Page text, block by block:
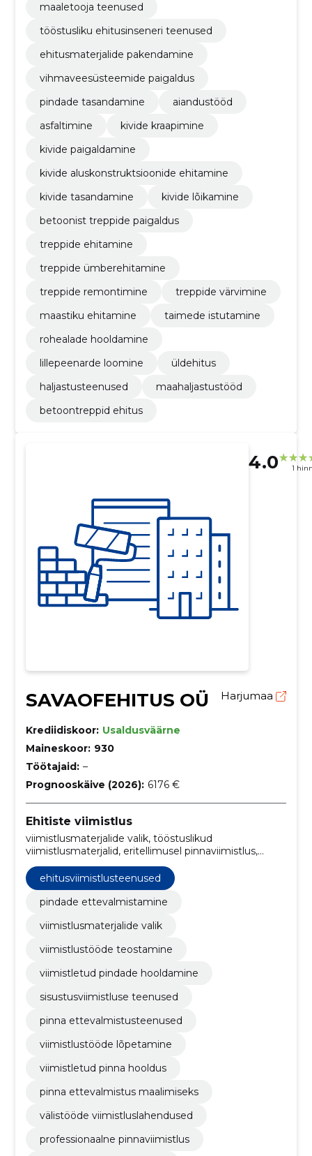
maaletooja teenused
tööstusliku ehitusinseneri teenused
ehitusmaterjalide pakendamine
vihmaveesüsteemide paigaldus
pindade tasandamine
aiandustööd
asfaltimine
kivide kraapimine
kivide paigaldamine
kivide aluskonstruktsioonide ehitamine
kivide tasandamine
kivide lõikamine
betoonist treppide paigaldus
treppide ehitamine
treppide ümberehitamine
treppide remontimine
treppide värvimine
maastiku ehitamine
taimede istutamine
rohealade hooldamine
lillepeenarde loomine
üldehitus
haljastusteenused
maahaljastustööd
betoontreppid ehitus
4.0 1
SAVAOFEHITUS OÜ Harjumaa
Krediidiskoor: Usaldusväärne
Maineskoor: 930
Töötajaid: –
Prognooskäive (2026): 6176 €
Ehitiste viimistlus
viimistlusmaterjalide valik, tööstuslikud
viimistlusmaterjalid, eritellimusel pinnaviimistlus,
kattematerjalid, Tapeedid, plaadid ja kivid,
Puiduviimistlus, kohandatud lahendused,
viimistlustööd, ekspertiisi teostamine
ehitusviimistlusteenused
pindade ettevalmistamine
viimistlusmaterjalide valik
viimistlustööde teostamine
viimistletud pindade hooldamine
sisustusviimistluse teenused
pinna ettevalmistusteenused
viimistlustööde lõpetamine
viimistletud pinna hooldus
pinna ettevalmistus maalimiseks
välistööde viimistluslahendused
professionaalne pinnaviimistlus